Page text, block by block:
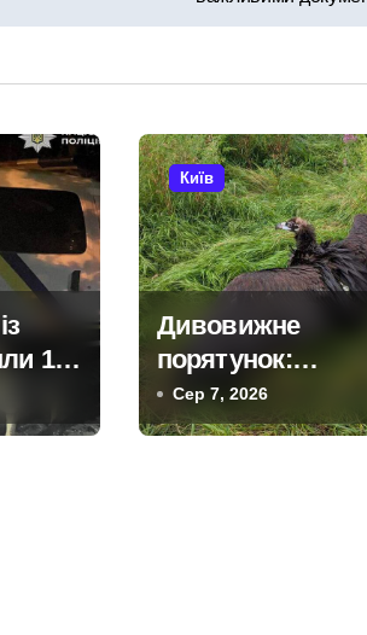
14-
не
Київ
Дивовижне
порятунок:
червонокнижний
гриф з
Сер 7, 2026